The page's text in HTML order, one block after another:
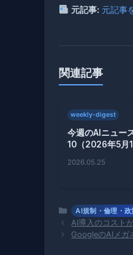
元記事: 元記事
関連記事
weekly-digest
今週のAIニュー
10（2026年5月
2026.05.25
カ
テ
ゴ
AI規制・倫理・政
AI導入のコスト
GoogleのAIメガ